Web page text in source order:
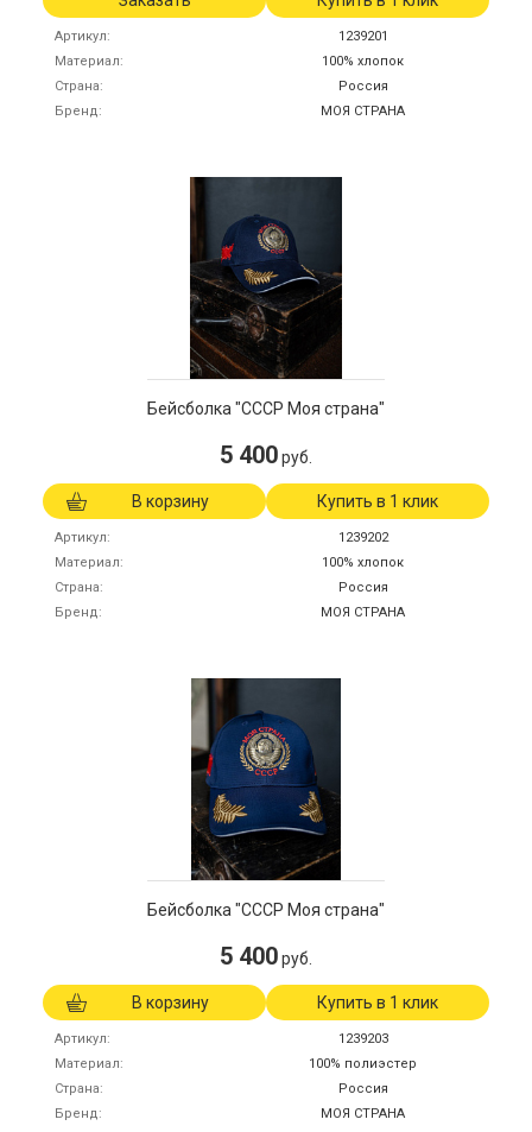
Артикул
1239201
Материал
100% хлопок
Страна
Россия
Бренд
МОЯ СТРАНА
Бейсболка "СССР Моя страна"
5 400руб.
В корзину Купить в 1 клик
Артикул
1239202
Материал
100% хлопок
Страна
Россия
Бренд
МОЯ СТРАНА
Бейсболка "СССР Моя страна"
5 400руб.
В корзину Купить в 1 клик
Артикул
1239203
Материал
100% полиэстер
Страна
Россия
Бренд
МОЯ СТРАНА